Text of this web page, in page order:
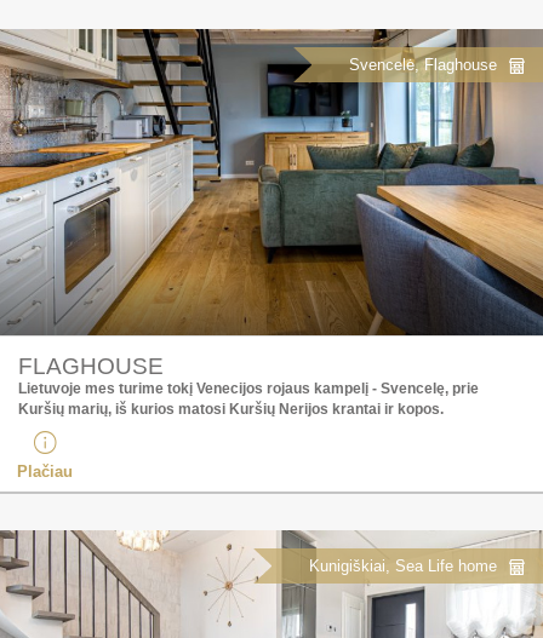
Svencelė, Flaghouse
FLAGHOUSE
Lietuvoje mes turime tokį Venecijos rojaus kampelį - Svencelę, prie
Kuršių marių, iš kurios matosi Kuršių Nerijos krantai ir kopos.
Plačiau
Kunigiškiai, Sea Life home